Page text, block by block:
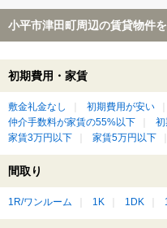
小平市津田町周辺の賃貸物件
初期費用・家賃
敷金礼金なし 初期費用が安い
仲介手数料が家賃の55%以下
初
家賃3万円以下
家賃5万円以下
間取り
1R/ワンルーム 1K 1DK